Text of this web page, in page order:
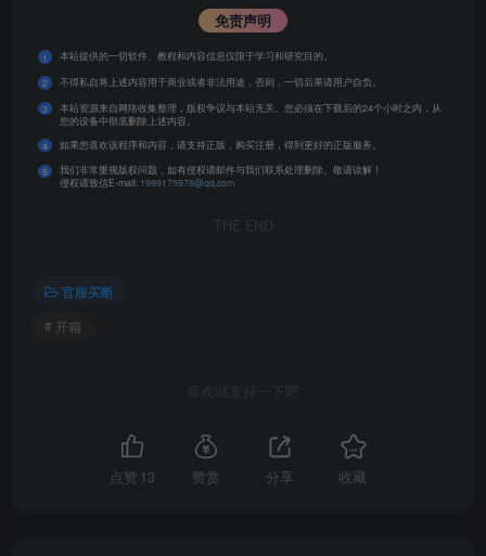
免责声明
1 本站提供的一切软件、教程和内容信息仅限于学习和研究目的。
2 不得私自将上述内容用于商业或者非法用途，否则，一切后果请用户自负。
3
本站资源来自网络收集整理，版权争议与本站无关。您必须在下载后的24个小时之内，从
您的设备中彻底删除上述内容。
4
如果您喜欢该程序和内容，请支持正版，购买注册，得到更好的正版服务。
5
我们非常重视版权问题，如有侵权请邮件与我们联系处理删除。敬请谅解！
侵权请致信E-mail: 1989175978@qq.com
THE END
官服买断
# 开箱
喜欢就支持一下吧
点赞 13 赞赏 分享 收藏